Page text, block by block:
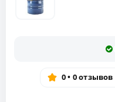
0 • 0 отзывов